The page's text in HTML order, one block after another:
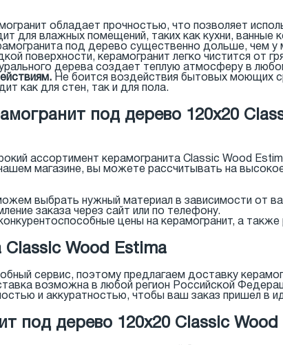
обладает прочностью, что позволяет
для влажных помещений, таких как кухни, ванные
под дерево существенно дольше, чем у
поверхности, керамогранит легко чистится от
дерева создает теплую атмосферу в
Не боится воздействия бытовых моющих
как для стен, так и для пола.
под дерево 120x20
ассортимент керамогранита Classic Wood
магазине, вы можете рассчитывать на
выбрать нужный материал в зависимости от
заказа через сайт или по телефону.
цены на керамогранит, а также
Classic Wood Estima
сервис, поэтому предлагаем доставку
возможна в любой регион Российской
и аккуратностью, чтобы ваш заказ пришел в
под дерево 120x20 Classic Wood